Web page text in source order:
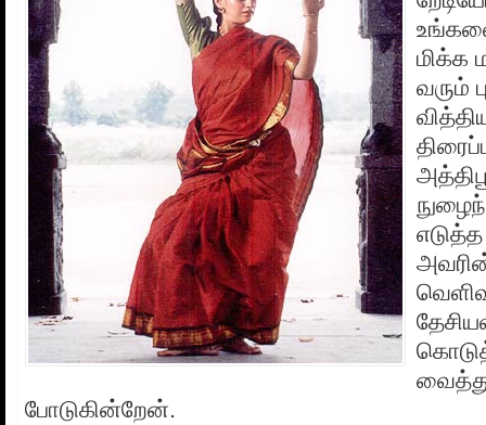
மிக்க
வரும்
எடுத்த
போடுகின்றேன்.